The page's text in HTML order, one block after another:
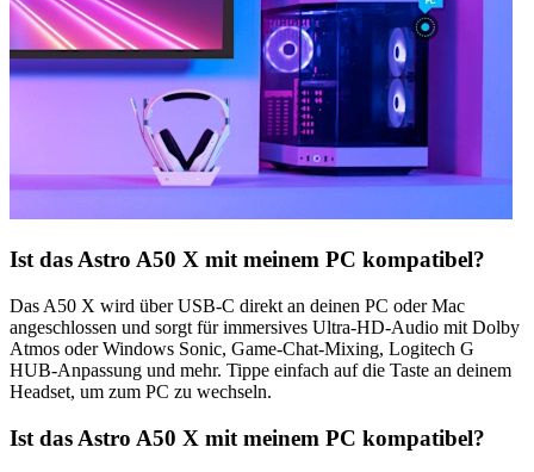
Ist das Astro A50 X mit meinem PC kompatibel?
Das A50 X wird über USB-C direkt an deinen PC oder Mac
angeschlossen und sorgt für immersives Ultra-HD-Audio mit Dolby
Atmos oder Windows Sonic, Game-Chat-Mixing, Logitech G
HUB-Anpassung und mehr. Tippe einfach auf die Taste an deinem
Headset, um zum PC zu wechseln.
Ist das Astro A50 X mit meinem PC kompatibel?